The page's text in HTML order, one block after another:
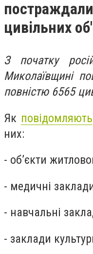
цивільних
З початку
Миколаївщині
повністю 6565
Як повідомляють
них:
- об’єкти
- медичні
- навчальні
- заклади